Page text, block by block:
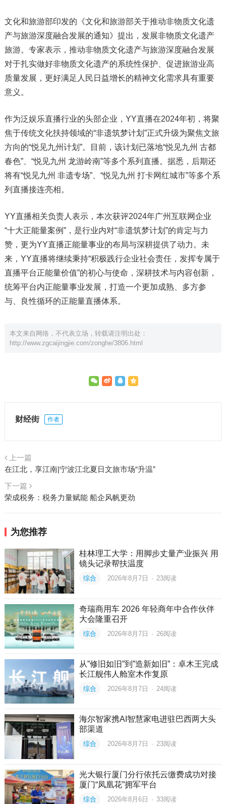
文化和旅游部印发的《文化和旅游部关于推动非物质文化遗
产与旅游深度融合发展的通知》提出，发展非物质文化遗产
旅游。专家表示，推动非物质文化遗产与旅游深度融合发展
对于扎实做好非物质文化遗产的系统性保护、促进旅游业高
质量发展，更好满足人民日益增长的精神文化需求具有重要
意义。
作为泛娱乐直播行业的头部企业，YY直播在2024年初，将聚
焦于传统文化扶持领域的“非遗筑梦计划”正式升级为聚焦文旅
方向的“悦见九州计划”。目前，该计划已落地“悦见九州 古都
春色”、“悦见九州 龙游岭南”等多个系列直播。据悉，后期还
将有“悦见九州 非遗专场”、“悦见九州 打卡网红城市”等多个系
列直播接连亮相。
YY直播相关负责人表示，本次获评2024年广州互联网企业
“十大正能量案例”，是行业内对“非遗筑梦计划”的肯定与力
赞，更为YY直播正能量事业的布局与深耕提供了动力。未
来，YY直播将继续秉持“积极践行企业社会责任，发挥专属于
直播平台正能量价值”的初心与使命，深耕技术与内容创新，
统筹平台内正能量事业发展，打造一个更加成熟、多方参
与、良性循环的正能量直播体系。
本文来自网络，不代表立场，转载请注明出处：
http://www.zgcaijingjie.com/zonghe/3806.html
财经街 作者
上一篇
在江北，享江南|宁波江北夏日文旅市场“升温”
下一篇
荣成税务：税务力量赋能 船企风帆更劲
为您推荐
桂林理工大学：用脚步丈量产业振兴 用
镜头记录帮扶温度
综合 2026年8月7日 · 23阅读
奇瑞商用车 2026 年轻商年中合作伙伴
大会隆重召开
综合 2026年8月7日 · 26阅读
从”修旧如旧”到”造新如旧”：卓木王完成
长江舰伟人舱室木作复原
综合 2026年8月7日 · 24阅读
海尔智家携AI智慧家电进驻巴西两大头
部渠道
综合 2026年8月7日 · 23阅读
光大银行厦门分行依托云缴费成功对接
厦门“凤凰花”拥军平台
综合 2026年8月6日 · 33阅读